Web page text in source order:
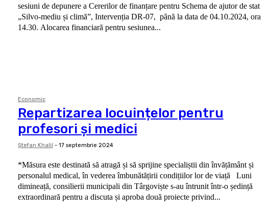
sesiuni de depunere a Cererilor de finanțare pentru Schema de ajutor de stat
„Silvo-mediu și climă”, Intervenția DR-07, pȃnă la data de 04.10.2024, ora
14.30. Alocarea financiară pentru sesiunea...
Economic
Repartizarea locuințelor pentru
profesori și medici
Ştefan Khalil - 17 septembrie 2024
*Măsura este destinată să atragă și să sprijine specialiștii din învățământ și
personalul medical, în vederea îmbunătățirii condițiilor lor de viață Luni
dimineață, consilierii municipali din Târgoviște s-au întrunit într-o ședință
extraordinară pentru a discuta și aproba două proiecte privind...